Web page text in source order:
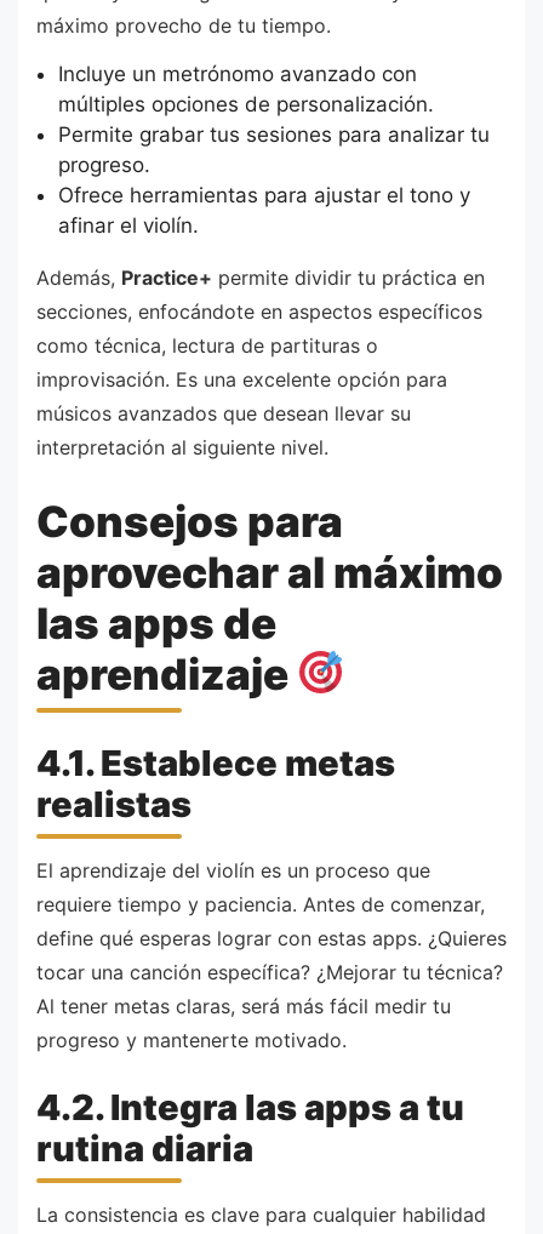
máximo provecho de tu tiempo.
Incluye un metrónomo avanzado con
múltiples opciones de personalización.
Permite grabar tus sesiones para analizar tu
progreso.
Ofrece herramientas para ajustar el tono y
afinar el violín.
Además, Practice+ permite dividir tu práctica en
secciones, enfocándote en aspectos específicos
como técnica, lectura de partituras o
improvisación. Es una excelente opción para
músicos avanzados que desean llevar su
interpretación al siguiente nivel.
Consejos para
aprovechar al máximo
las apps de
aprendizaje
4.1. Establece metas
realistas
El aprendizaje del violín es un proceso que
requiere tiempo y paciencia. Antes de comenzar,
define qué esperas lograr con estas apps. ¿Quieres
tocar una canción específica? ¿Mejorar tu técnica?
Al tener metas claras, será más fácil medir tu
progreso y mantenerte motivado.
4.2. Integra las apps a tu
rutina diaria
La consistencia es clave para cualquier habilidad